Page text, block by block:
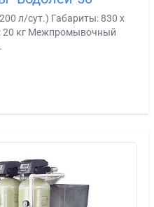
л/сут.) Габариты: 830 х
20 кг Межпромывочный